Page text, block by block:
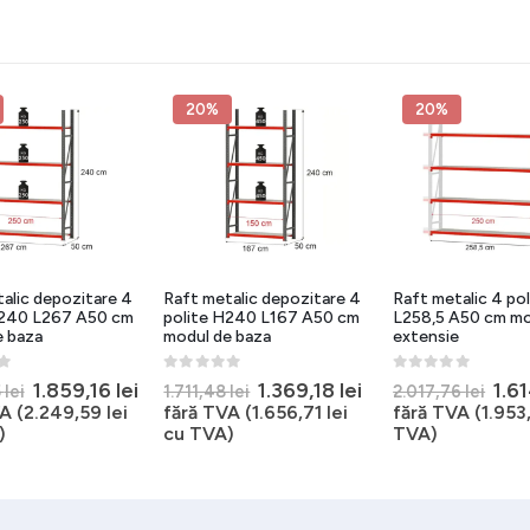
depozitare 4
L267 A50 cm
baza
lei Prețul
inițial
1.859,16 leiPrețul
curent
este:
(2.249,59 lei
20%
Raft metalic depozitare 4
polite H240 L167 A50 cm
modul de baza
1.711,48lei Prețul
inițial
1.369,18 lei Prețul
curent
este:
fără TVA (1.656,71 lei
cu TVA)
20%
Raft metalic 4
L258,5 A50 cm
extensie
2.017,76lei
fără TVA (
TVA)